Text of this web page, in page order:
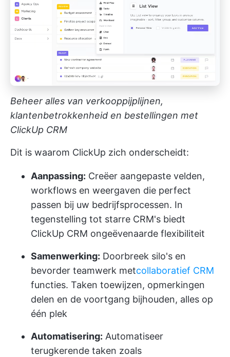
Beheer alles van verkooppijplijnen,
klantenbetrokkenheid en bestellingen met
ClickUp CRM
Dit is waarom ClickUp zich onderscheidt:
Aanpassing: Creëer aangepaste velden,
workflows en weergaven die perfect
passen bij uw bedrijfsprocessen. In
tegenstelling tot starre CRM's biedt
ClickUp CRM ongeëvenaarde flexibiliteit
Samenwerking: Doorbreek silo's en
bevorder teamwerk metcollaboratief CRM
functies. Taken toewijzen, opmerkingen
delen en de voortgang bijhouden, alles op
één plek
Automatisering: Automatiseer
terugkerende taken zoals